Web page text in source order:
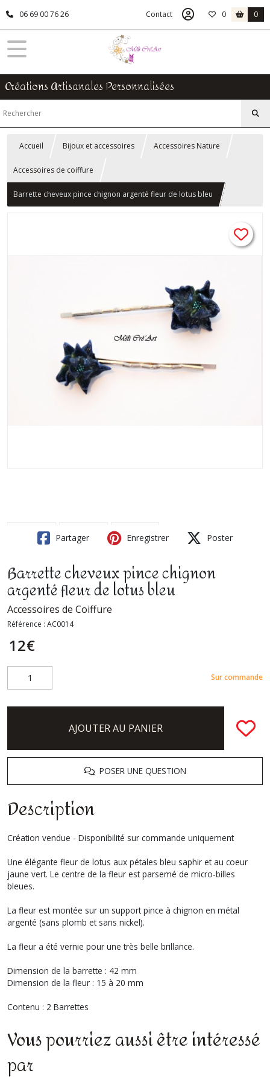
06 69 00 76 26 Contact 0 0
Créations Artisanales Personnalisées
Accueil Bijoux et accessoires Accessoires Nature
Accessoires de coiffure
Barrette cheveux pince chignon argenté fleur de lotus bleu
Partager Enregistrer Poster
Barrette cheveux pince chignon
argenté fleur de lotus bleu
Accessoires de Coiffure
Référence : AC0014
12€
Sur commande
AJOUTER AU PANIER
POSER UNE QUESTION
Description
Création vendue - Disponibilité sur commande uniquement
Une élégante fleur de lotus aux pétales bleu saphir et au coeur
jaune vert. Le centre de la fleur est parsemé de micro-billes
bleues.
La fleur est montée sur un support pince à chignon en métal
argenté (sans plomb et sans nickel).
La fleur a été vernie pour une très belle brillance.
Dimension de la barrette : 42 mm
Dimension de la fleur : 15 à 20 mm
Contenu : 2 Barrettes
Vous pourriez aussi être intéressé
par